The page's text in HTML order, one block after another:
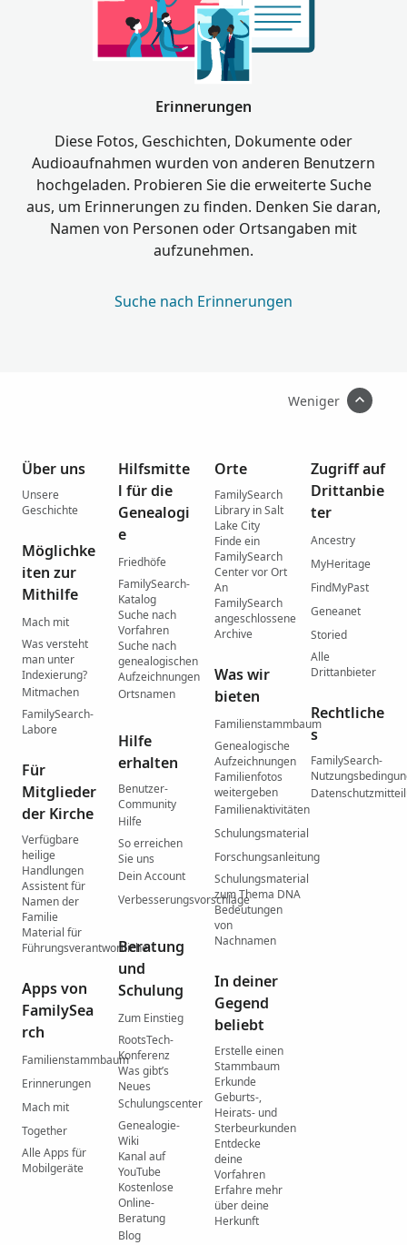
Erinnerungen
Diese Fotos, Geschichten, Dokumente oder
Audioaufnahmen wurden von anderen Benutzern
hochgeladen. Probieren Sie die erweiterte Suche
aus, um Erinnerungen zu finden. Denken Sie daran,
Namen von Personen oder Ortsangaben mit
aufzunehmen.
Suche nach Erinnerungen
Weniger
Über uns
Unsere
Geschichte
Möglichke
iten zur
Mithilfe
Mach mit
Was versteht
man unter
Indexierung?
Mitmachen
FamilySearch-
Labore
Für
Mitglieder
der Kirche
Verfügbare
heilige
Handlungen
Assistent für
Namen der
Familie
Material für
Führungsverantwortliche
Apps von
FamilySea
rch
Familienstammbaum
Erinnerungen
Mach mit
Together
Alle Apps für
Mobilgeräte
Hilfsmitte
l für die
Genealogi
e
Friedhöfe
FamilySearch-
Katalog
Suche nach
Vorfahren
Suche nach
genealogischen
Aufzeichnungen
Ortsnamen
Hilfe
erhalten
Benutzer-
Community
Hilfe
So erreichen
Sie uns
Dein Account
Verbesserungsvorschläge
Beratung
und
Schulung
Zum Einstieg
RootsTech-
Konferenz
Was gibtʼs
Neues
Schulungscenter
Genealogie-
Wiki
Kanal auf
YouTube
Kostenlose
Online-
Beratung
Blog
Orte
FamilySearch
Library in Salt
Lake City
Finde ein
FamilySearch
Center vor Ort
An
FamilySearch
angeschlossene
Archive
Was wir
bieten
Familienstammbaum
Genealogische
Aufzeichnungen
Familienfotos
weitergeben
Familienaktivitäten
Schulungsmaterial
Forschungsanleitung
Schulungsmaterial
zum Thema DNA
Bedeutungen
von
Nachnamen
In deiner
Gegend
beliebt
Erstelle einen
Stammbaum
Erkunde
Geburts-,
Heirats- und
Sterbeurkunden
Entdecke
deine
Vorfahren
Erfahre mehr
über deine
Herkunft
Zugriff auf
Drittanbie
ter
Ancestry
MyHeritage
FindMyPast
Geneanet
Storied
Alle
Drittanbieter
Rechtliche
s
FamilySearch-